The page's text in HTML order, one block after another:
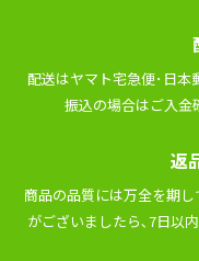
配送はヤマト宅急便･⽇本
振込の場合はご⼊⾦
返
商品の品質には万全を期
がございましたら､7⽇以